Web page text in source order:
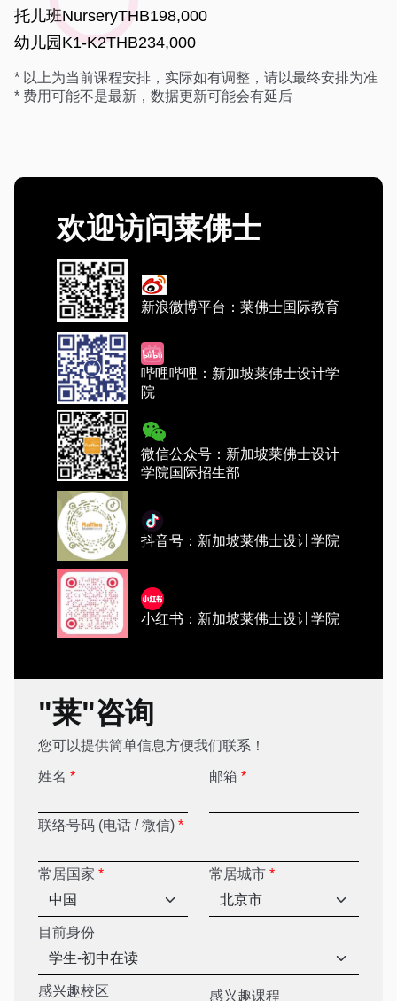
托儿班NurseryTHB198,000
幼儿园K1-K2THB234,000
* 以上为当前课程安排，实际如有调整，请以最终安排为准
* 费用可能不是最新，数据更新可能会有延后
欢迎访问莱佛士
新浪微博平台：莱佛士国际教育
哔哩哔哩：新加坡莱佛士设计学
院
微信公众号：新加坡莱佛士设计
学院国际招生部
抖音号：新加坡莱佛士设计学院
小红书：新加坡莱佛士设计学院
"莱"咨询
您可以提供简单信息方便我们联系！
姓名 * 邮箱 *
联络号码 (电话 / 微信) *
常居国家 * 常居城市 *
目前身份
感兴趣校区 感兴趣课程